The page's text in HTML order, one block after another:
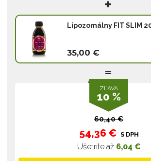
Lipozomálny FIT SLIM
35,00 €
ZĽAVA
10 %
60,40 €
54,36 € S DPH
Ušetríte až 6,04 €